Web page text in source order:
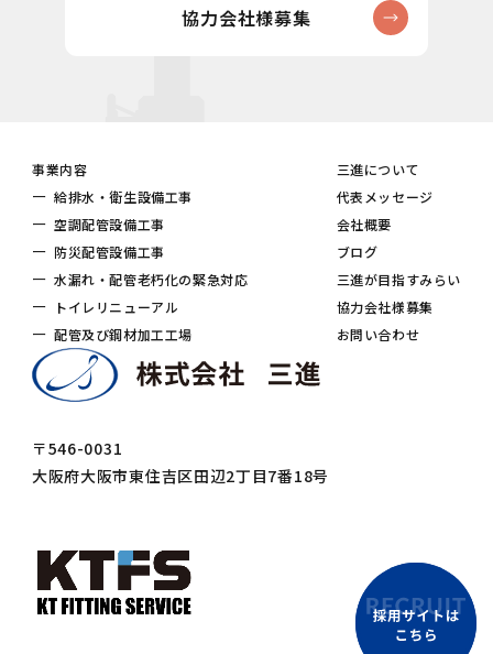
協力会社様募集
〒546-0031
大阪府大阪市東住吉区田辺2丁目7番18号
事業内容
給排水・衛生設備工事
空調配管設備工事
防災配管設備工事
水漏れ・配管老朽化の緊急対応
トイレリニューアル
配管及び鋼材加工工場
三進について
代表メッセージ
会社概要
ブログ
三進が目指すみらい
協力会社様募集
お問い合わせ